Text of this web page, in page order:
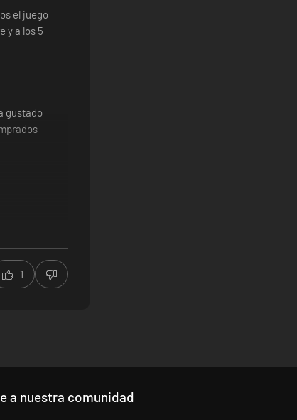
el juego
y a los 5
gustado
1
a nuestra comunidad